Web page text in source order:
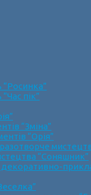
пік”
“Зміна”
“Орія”
“Соняшник”
декоративно-